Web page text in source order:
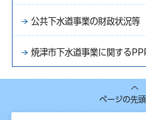
公共下水道事業の財政状況等
焼津市下水道事業に関する
ページの先